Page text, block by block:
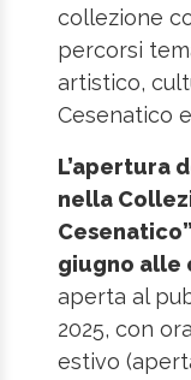
collezione
percorsi
artistico,
Cesenatico
L’apertura
nella
giugno alle
aperta al
2025, con
estivo